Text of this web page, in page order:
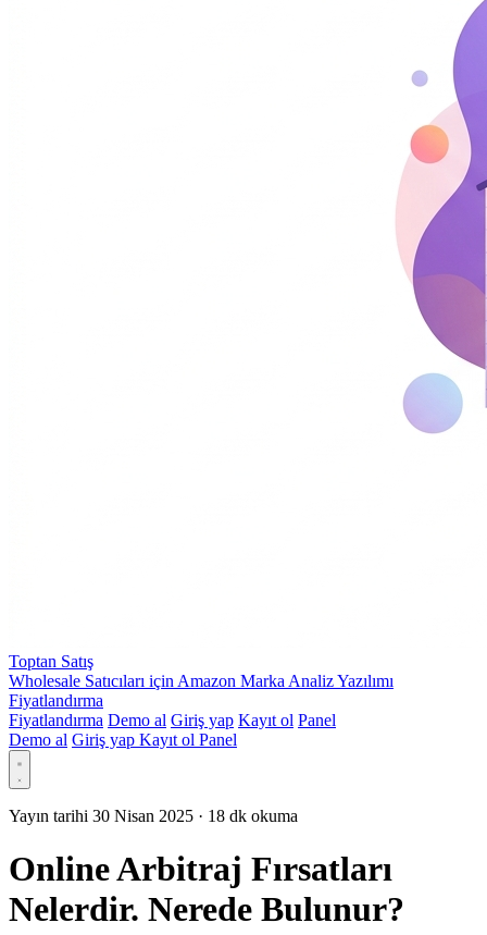
Toptan Satış
Wholesale Satıcıları için Amazon Marka Analiz Yazılımı
Fiyatlandırma
Fiyatlandırma Demo al Giriş yap Kayıt ol Panel
Demo al Giriş yap Kayıt ol Panel
Yayın tarihi 30 Nisan 2025 · 18 dk okuma
Online Arbitraj Fırsatları
Nelerdir. Nerede Bulunur?